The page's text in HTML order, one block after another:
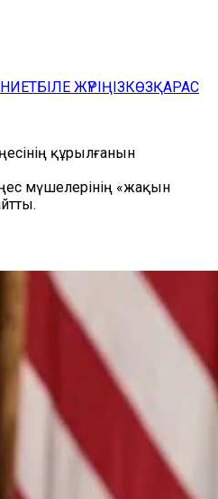
БІЛЕ ЖҮРІҢІЗКӨЗҚАРАС
құрылғанын
мүшелерінің «жақын